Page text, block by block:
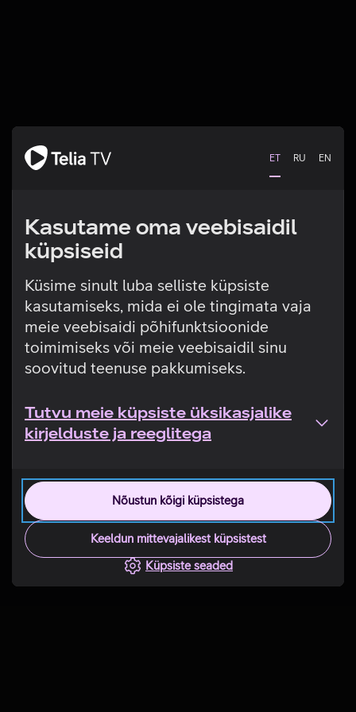
ET RU EN
Kasutame oma veebisaidil
küpsiseid
Küsime sinult luba selliste küpsiste
kasutamiseks, mida ei ole tingimata vaja
meie veebisaidi põhifunktsioonide
toimimiseks või meie veebisaidil sinu
soovitud teenuse pakkumiseks.
Tutvu meie küpsiste üksikasjalike
kirjelduste ja reeglitega
Nõustun kõigi küpsistega
Keeldun mittevajalikest küpsistest
Küpsiste seaded
Tehniline viga